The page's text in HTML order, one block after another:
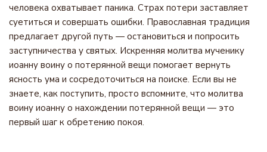
человека охватывает паника. Страх потери заставляет
суетиться и совершать ошибки. Православная традиция
предлагает другой путь — остановиться и попросить
заступничества у святых. Искренняя молитва мученику
иоанну воину о потерянной вещи помогает вернуть
ясность ума и сосредоточиться на поиске. Если вы не
знаете, как поступить, просто вспомните, что молитва
воину иоанну о нахождении потерянной вещи — это
первый шаг к обретению покоя.